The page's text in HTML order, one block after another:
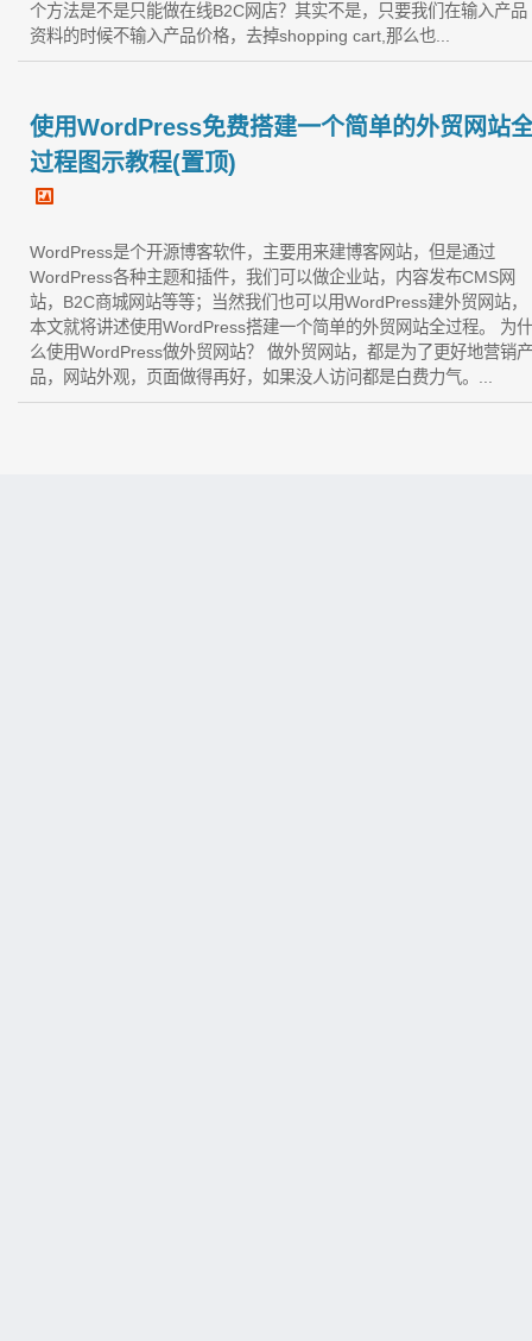
个方法是不是只能做在线B2C网店？其实不是，只要我们在输入产品
资料的时候不输入产品价格，去掉shopping cart,那么也...
使用WordPress免费搭建一个简单的外贸网站
过程图示教程(置顶)
WordPress是个开源博客软件，主要用来建博客网站，但是通过
WordPress各种主题和插件，我们可以做企业站，内容发布CMS网
站，B2C商城网站等等；当然我们也可以用WordPress建外贸网站，
本文就将讲述使用WordPress搭建一个简单的外贸网站全过程。 为什
么使用WordPress做外贸网站？ 做外贸网站，都是为了更好地营销产
品，网站外观，页面做得再好，如果没人访问都是白费力气。...